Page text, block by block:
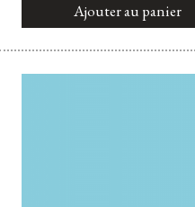
Ajouter au panier